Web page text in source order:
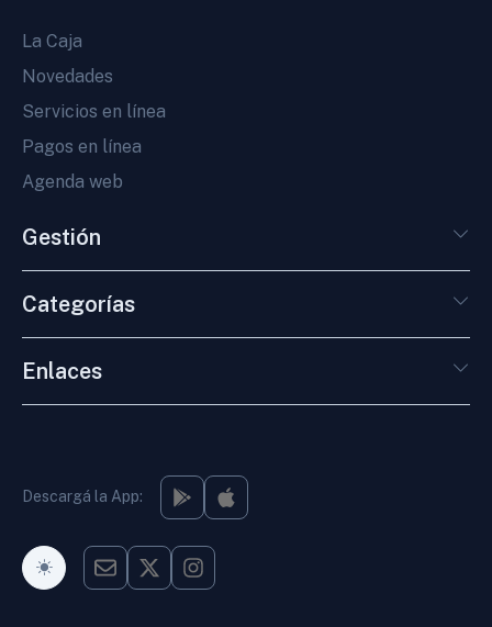
La Caja
Novedades
Servicios en línea
Pagos en línea
Agenda web
Gestión
Categorías
Enlaces
Descargá la App:
Modo Oscuro